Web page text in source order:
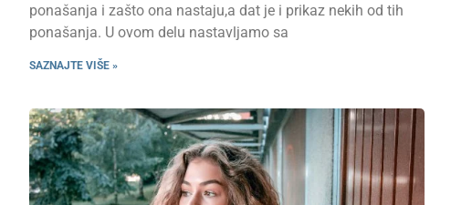
ponašanja i zašto ona nastaju,a dat je i prikaz nekih od tih
ponašanja. U ovom delu nastavljamo sa
SAZNAJTE VIŠE »